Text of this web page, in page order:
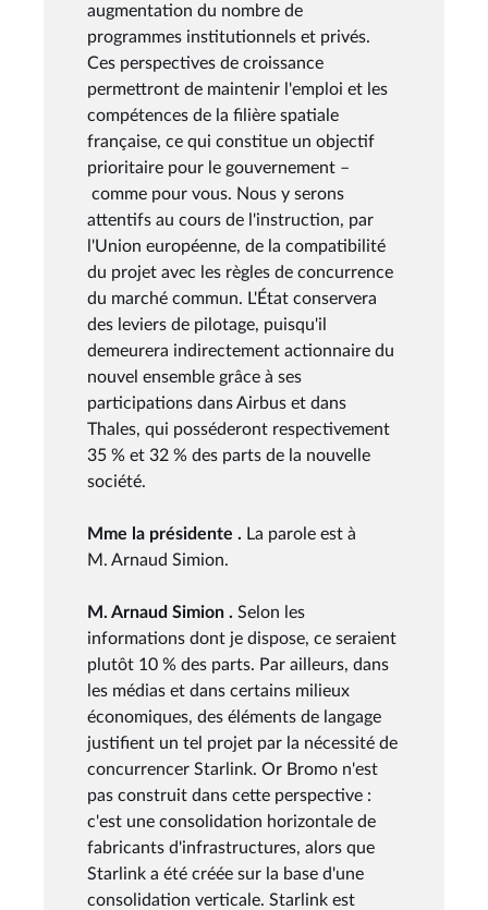
augmentation du nombre de
programmes institutionnels et privés.
Ces perspectives de croissance
permettront de maintenir l'emploi et les
compétences de la filière spatiale
française, ce qui constitue un objectif
prioritaire pour le gouvernement –
comme pour vous. Nous y serons
attentifs au cours de l'instruction, par
l'Union européenne, de la compatibilité
du projet avec les règles de concurrence
du marché commun. L'État conservera
des leviers de pilotage, puisqu'il
demeurera indirectement actionnaire du
nouvel ensemble grâce à ses
participations dans Airbus et dans
Thales, qui posséderont respectivement
35 % et 32 % des parts de la nouvelle
société.
Mme la présidente . La parole est à
M. Arnaud Simion.
M. Arnaud Simion . Selon les
informations dont je dispose, ce seraient
plutôt 10 % des parts. Par ailleurs, dans
les médias et dans certains milieux
économiques, des éléments de langage
justifient un tel projet par la nécessité de
concurrencer Starlink. Or Bromo n'est
pas construit dans cette perspective :
c'est une consolidation horizontale de
fabricants d'infrastructures, alors que
Starlink a été créée sur la base d'une
consolidation verticale. Starlink est